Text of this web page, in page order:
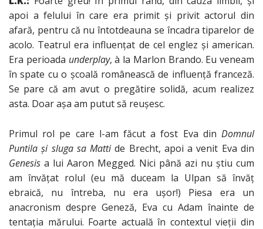
apoi a felului în care era primit şi privit actorul din
afară, pentru că nu întotdeauna se încadra tiparelor de
acolo. Teatrul era influenţat de cel englez şi american.
Era perioada underplay, à la Marlon Brando. Eu veneam
în spate cu o şcoală românească de influenţă franceză.
Se pare că am avut o pregătire solidă, acum realizez
asta. Doar aşa am putut să reuşesc.
Primul rol pe care l-am făcut a fost Eva din Domnul
Puntila şi sluga sa Mattide Brecht, apoi a venit Eva din
Genesis a lui Aaron Megged. Nici până azi nu ştiu cum
am învăţat rolul (eu mă duceam la Ulpan să învăţ
ebraică, nu întreba, nu era uşor!) Piesa era un
anacronism despre Geneză, Eva cu Adam înainte de
tentaţia mărului. Foarte actuală în contextul vieţii din